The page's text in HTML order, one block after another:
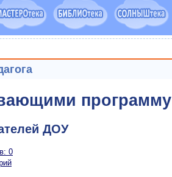
программу
ДОУ
0